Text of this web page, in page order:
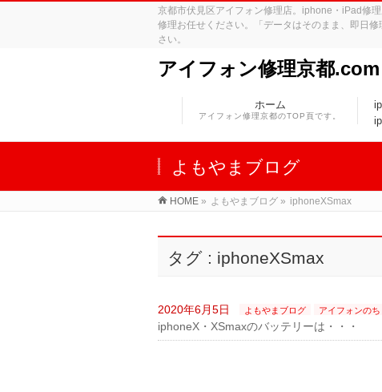
京都市伏見区アイフォン修理店。iphone・iPad修
修理お任せください。「データはそのまま、即日
さい。
アイフォン修理京都.com
ホーム
アイフォン修理京都のTOP頁です。
よもやまブログ
HOME » よもやまブログ » iphoneXSmax
タグ : iphoneXSmax
2020年6月5日 よもやまブログ アイフォンの
iphoneX・XSmaxのバッテリーは・・・